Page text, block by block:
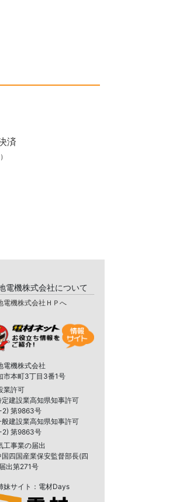
済
電機株式会社について
電機株式会社ＨＰへ
電機株式会社
市本町3丁目3番1号
業許可
定建設業高知県知事許可
2) 第9863号
般建設業高知県知事許可
2) 第9863号
工事業の届出
国四国産業保安監督部長(四
出第271号
サイト：電材Days